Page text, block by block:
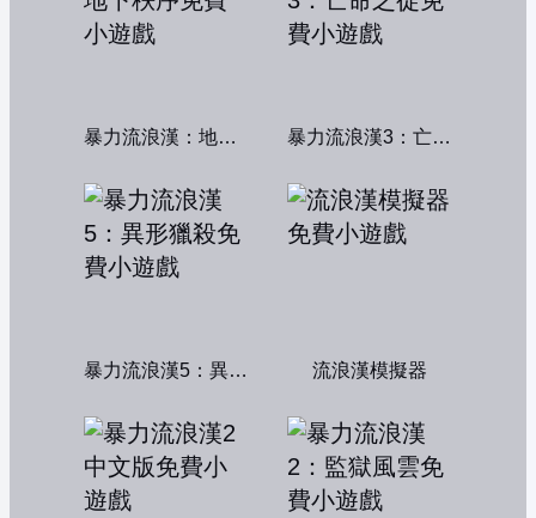
暴力流浪漢：地下秩序 暴力流浪漢3：亡命之徒
暴力流浪漢5：異形獵殺 流浪漢模擬器